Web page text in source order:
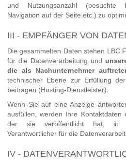
und Nutzungsanzahl (besuchte
Navigation auf der Seite etc.) zu
III - EMPFÄNGER VON
Die gesammelten Daten stehen LBC
für die Datenverarbeitung und
die als Nachunternehmer
technischer Ebene zur Erfüllung
beitragen (Hosting-Dienstleister).
Wenn Sie auf eine Anzeige
ausfüllen, werden Ihre Kontaktdaten
der sie veröffentlicht hat, in
Verantwortlicher für die
IV -